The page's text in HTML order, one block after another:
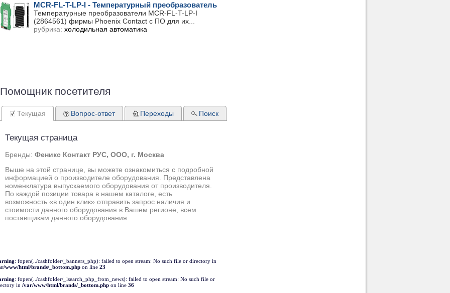
MCR-FL-T-LP-I - Температурный преобразователь
Температурные преобразователи MCR-FL-T-LP-I
(2864561) фирмы Phoenix Contact с ПО для их
рубрика: холодильная автоматика
Помощник посетителя
Текущая
Текущая страница
Бренды: Феникс Контакт РУС, ООО, г. Москва
Выше на этой странице, вы можете ознакомиться с подробной
информацией о производителе оборудования. Представлена
номенклатура выпускаемого оборудования от производителя.
По каждой позиции товара в нашем каталоге, есть
возможность «в один клик» отправить запрос наличия и
стоимости данного оборудования в Вашем регионе, всем
поставщикам данного оборудования.
Вопрос-ответ Переходы Поиск
: fopen(../cashfolder/_banners_php): failed to open stream: No such file or directory in
www/html/brands/_bottom.php on line 23
: fopen(../cashfolder/_lsearch_php_from_news): failed to open stream: No such file or
in /var/www/html/brands/_bottom.php on line 36